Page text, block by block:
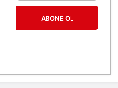
ABONE OL